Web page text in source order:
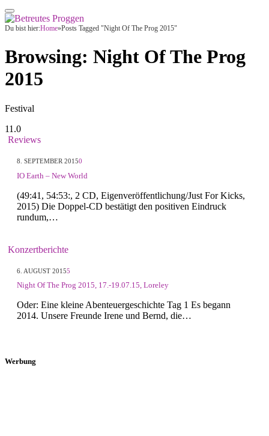
Du bist hier:Home»Posts Tagged "Night Of The Prog 2015"
Browsing: Night Of The Prog
2015
Festival
11.0
Reviews
8. SEPTEMBER 20150
IO Earth – New World
(49:41, 54:53:, 2 CD, Eigenveröffentlichung/Just For Kicks,
2015) Die Doppel-CD bestätigt den positiven Eindruck
rundum,…
Konzertberichte
6. AUGUST 20155
Night Of The Prog 2015, 17.-19.07.15, Loreley
Oder: Eine kleine Abenteuergeschichte Tag 1 Es begann
2014. Unsere Freunde Irene und Bernd, die…
Werbung